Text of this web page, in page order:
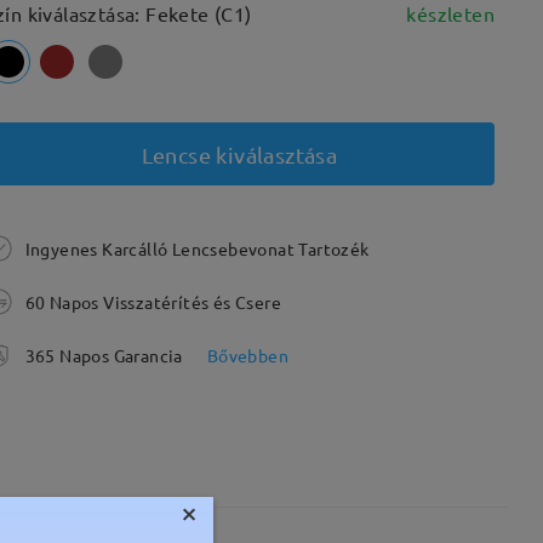
kiválasztása: Fekete (C1) készleten
Lencse kiválasztása
Ingyenes Karcálló Lencsebevonat Tartozék
60 Napos Visszatérítés és Csere
365 Napos Garancia Bővebben
×